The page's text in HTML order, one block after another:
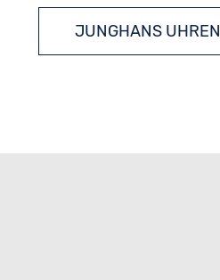
JUNGHANS UHREN